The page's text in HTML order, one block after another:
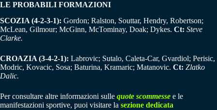
LE PROBABILI FORMAZIONI
SCOZIA (4-2-3-1): Gordon; Ralston, Souttar, Hendry, Robertson;
McLean, Gilmour; McGinn, McTominay, Doak; Dykes. Ct: Steve
Clarke.
CROAZIA (3-4-2-1): Labrovic; Sutalo, Caleta-Car, Gvardiol; Perisic,
Modric, Kovacic, Sosa; Baturina, Kramaric; Matanovic. Ct: Zlatko
Dalic.
Per consultare altre informazioni sulle quote scommesse e le
manifestazioni sportive, puoi visitare la sezione dedicata